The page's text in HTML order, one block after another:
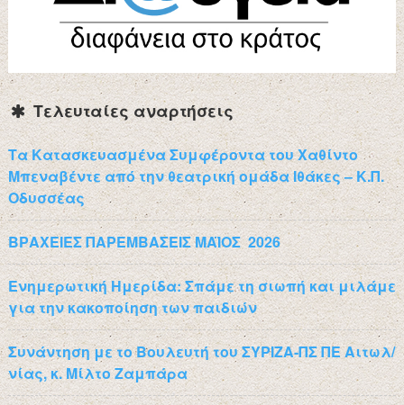
Τελευταίες αναρτήσεις
Τα Κατασκευασμένα Συμφέροντα του Χαθίντο
Μπεναβέντε από την θεατρική ομάδα Ιθάκες – Κ.Π.
Οδυσσέας
ΒΡΑΧΕΙΕΣ ΠΑΡΕΜΒΑΣΕΙΣ ΜΑΪΟΣ 2026
Ενημερωτική Ημερίδα: Σπάμε τη σιωπή και μιλάμε
για την κακοποίηση των παιδιών
Συνάντηση με το Βουλευτή του ΣΥΡΙΖΑ-ΠΣ ΠΕ Αιτωλ/
νίας, κ. Μίλτο Ζαμπάρα